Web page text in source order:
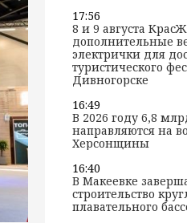
17:56
8 и 9 августа
дополнительные
электрички для
туристического
Дивногорске
16:49
В 2026 году 6,8
направляются на
Херсонщины
16:40
В Макеевке
строительство
плавательного